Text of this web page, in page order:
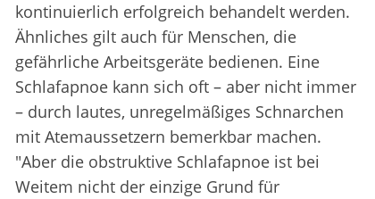
kontinuierlich erfolgreich behandelt werden.
Ähnliches gilt auch für Menschen, die
gefährliche Arbeitsgeräte bedienen. Eine
Schlafapnoe kann sich oft – aber nicht immer
– durch lautes, unregelmäßiges Schnarchen
mit Atemaussetzern bemerkbar machen.
"Aber die obstruktive Schlafapnoe ist bei
Weitem nicht der einzige Grund für